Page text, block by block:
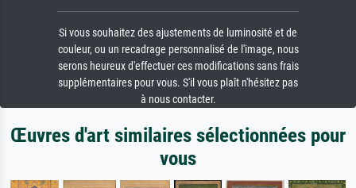
Si vous souhaitez des ajustements de luminosité et de
couleur, ou un recadrage personnalisé de l'image, nous
serons heureux d'effectuer ces modifications sans frais
supplémentaires pour vous. S'il vous plaît n'hésitez pas
à nous contacter.
Œuvres d'art similaires sélectionnées pour
vous